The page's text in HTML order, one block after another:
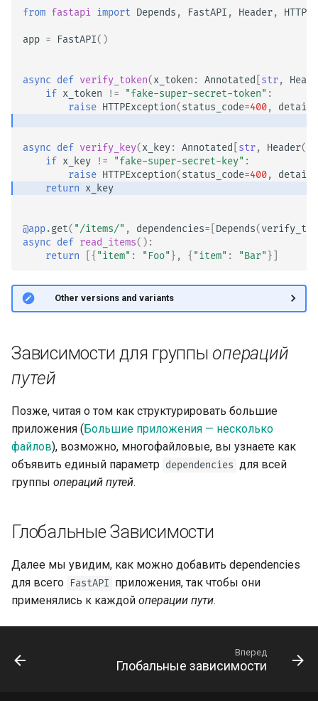
from fastapi import Depends , FastAPI , Header,
app = FastAPI()
async def verify_token(x_token : Annotated str,
if x_token != "fake-super-secret-token" :
raise HTTPException(status_code=400, detail
async def verify_key(x_key: Annotated str, Header
if x_key != "fake-super-secret-key" :
raise HTTPException(status_code=400, detail
return x_key
@app.get( "/items/" , dependencies= Depends(
async def read_items():
return
[{ "item" : "Foo" }, { "item" : "Bar" }]
🤓 Other versions and variants
Зависимости для группы операций
путей
Позже, читая о том как структурировать большие
приложения (Большие приложения — несколько
файлов), возможно, многофайловые, вы узнаете как
объявить единый параметр dependencies для всей
группы операций путей.
Глобальные Зависимости
Далее мы увидим, как можно добавить dependencies
для всего FastAPI приложения, так чтобы они
применялись к каждой операции пути.
Вперед
Глобальные зависимости